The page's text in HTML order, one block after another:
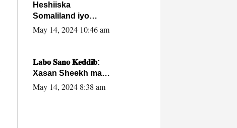
Heshiiska
Somaliland iyo
Itoobiya oo ah mid
caalamiga ah.
May 14, 2024 10:46 am
𝐋𝐚𝐛𝐨 𝐒𝐚𝐧𝐨 𝐊𝐞𝐝𝐝𝐢𝐛:
Xasan Sheekh ma
hayo wadadii
May 14, 2024 8:38 am